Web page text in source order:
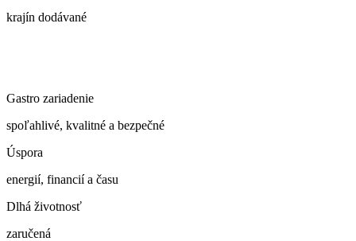
krajín dodávané
Gastro zariadenie
spoľahlivé, kvalitné a bezpečné
Úspora
energií, financií a času
Dlhá životnosť
zaručená